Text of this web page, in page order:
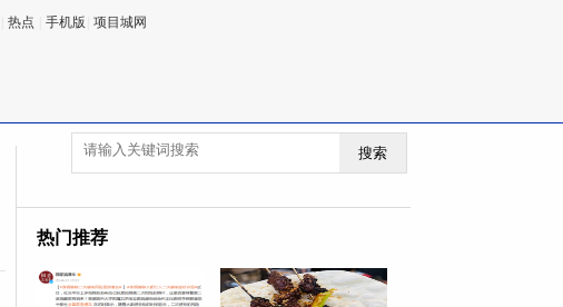
热点 手机版 项目城网
搜索
热门推荐